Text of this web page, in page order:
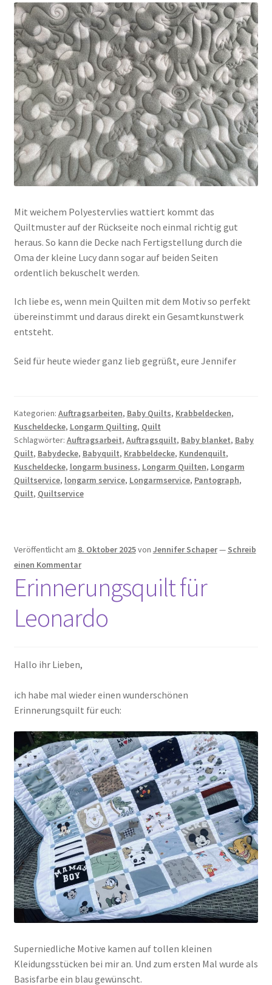
Mit weichem Polyestervlies wattiert kommt das
Quiltmuster auf der Rückseite noch einmal richtig gut
heraus. So kann die Decke nach Fertigstellung durch die
Oma der kleine Lucy dann sogar auf beiden Seiten
ordentlich bekuschelt werden.
Ich liebe es, wenn mein Quilten mit dem Motiv so perfekt
übereinstimmt und daraus direkt ein Gesamtkunstwerk
entsteht.
Seid für heute wieder ganz lieb gegrüßt, eure Jennifer
Kategorien: Auftragsarbeiten, Baby Quilts, Krabbeldecken,
Kuscheldecke, Longarm Quilting, Quilt
Schlagwörter: Auftragsarbeit, Auftragsquilt, Baby blanket, Baby
Quilt, Babydecke, Babyquilt, Krabbeldecke, Kundenquilt,
Kuscheldecke, longarm business, Longarm Quilten, Longarm
Quiltservice, longarm service, Longarmservice, Pantograph,
Quilt, Quiltservice
Veröffentlicht am 8. Oktober 2025von Jennifer Schaper— Schreib
einen Kommentar
Erinnerungsquilt für
Leonardo
Hallo ihr Lieben,
ich habe mal wieder einen wunderschönen
Erinnerungsquilt für euch:
Superniedliche Motive kamen auf tollen kleinen
Kleidungsstücken bei mir an. Und zum ersten Mal wurde als
Basisfarbe ein blau gewünscht.